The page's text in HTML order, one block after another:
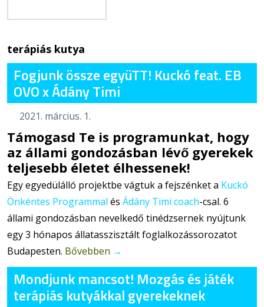
terápiás kutya
Fogjunk össze együTT! Kuckó feat. EB
OVO x Ádány Timi
2021. március. 1.
Támogasd Te is programunkat, hogy
az állami gondozásban lévő gyerekek
teljesebb életet élhessenek!
Egy egyedülálló projektbe vágtuk a fejszénket a Kuckó
Önkéntes Programmal ésÁdány Timi coach-csal. 6
állami gondozásban nevelkedő tinédzsernek nyújtunk
egy 3 hónapos állatasszisztált foglalkozássorozatot
Budapesten. Bővebben →
Mondjunk mancsot! Mozgás és játék
terápiás kutyákkal gyerekeknek